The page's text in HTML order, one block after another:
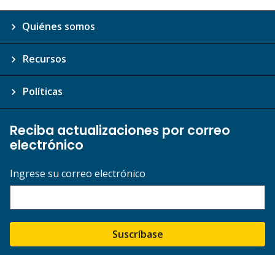
Quiénes somos
Recursos
Políticas
Reciba actualizaciones por correo
electrónico
Ingrese su correo electrónico
Suscríbase